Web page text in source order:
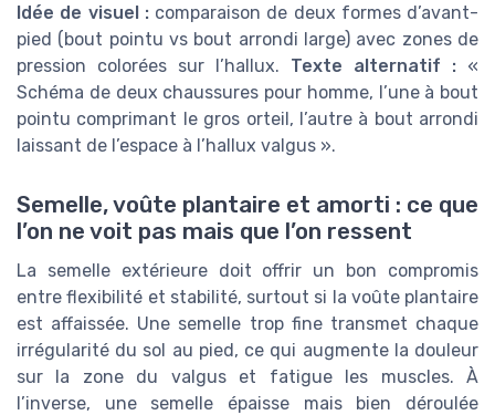
Idée de visuel :comparaison de deux formes d’avant-
pied (bout pointu vs bout arrondi large) avec zones de
pression colorées sur l’hallux. Texte alternatif : «
Schéma de deux chaussures pour homme, l’une à bout
pointu comprimant le gros orteil, l’autre à bout arrondi
laissant de l’espace à l’hallux valgus ».
Semelle, voûte plantaire et amorti : ce que
l’on ne voit pas mais que l’on ressent
La semelle extérieure doit offrir un bon compromis
entre flexibilité et stabilité, surtout si la voûte plantaire
est affaissée. Une semelle trop fine transmet chaque
irrégularité du sol au pied, ce qui augmente la douleur
sur la zone du valgus et fatigue les muscles. À
l’inverse, une semelle épaisse mais bien déroulée